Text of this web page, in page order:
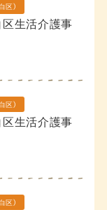
区）
生活介護事
区）
生活介護事
区）